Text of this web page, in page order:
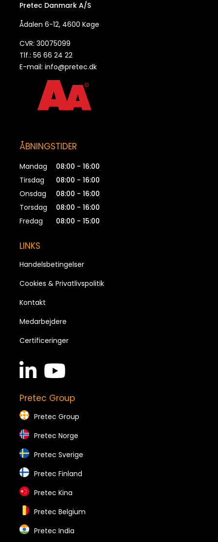
Pretec Danmark A/S
Ådalen 6-12, 4600 Køge
CVR: 30075099
Tlf.: 56 66 24 22
E-mail: info@pretec.dk
ÅBNINGSTIDER
Mandag
08:00 - 16:00
Tirsdag
08:00 - 16:00
Onsdag
08:00 - 16:00
Torsdag
08:00 - 16:00
Fredag
08:00 - 15:00
LINKS
Handelsbetingelser
Cookies & Privatlivspolitik
Kontakt
Medarbejdere
Certificeringer
linkedin
in
Pretec Group
Pretec Group
Pretec Norge
Pretec Sverige
Pretec Finland
Pretec Kina
Pretec Belgium
Pretec India